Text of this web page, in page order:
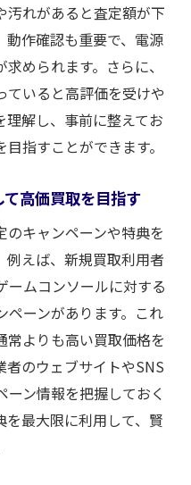
汚れがあると査定額が下
動作確認も重要で、電源
められます。さらに、
ていると高評価を受けや
理解し、事前に整えてお
指すことができます。
高価買取を目指す
のキャンペーンや特典を
例えば、新規買取利用者
ームコンソールに対する
ペーンがあります。これ
常よりも高い買取価格を
のウェブサイトやSNS
ン情報を把握しておく
を最大限に利用して、賢